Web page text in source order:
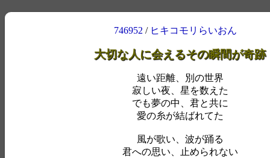
746952 / ヒキコモリらいおん
大切な人に会えるその瞬間が奇跡
遠い距離、別の世界
寂しい夜、星を数えた
でも夢の中、君と共に
愛の糸が結ばれてた
風が歌い、波が踊る
君への思い、止められない